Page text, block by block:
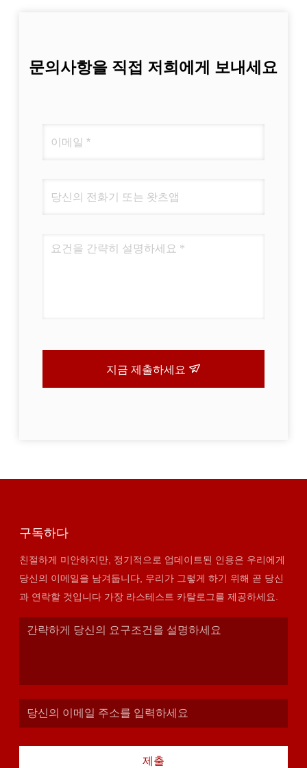
문의사항을 직접 저희에게 보내세요
지금 제출하세요
구독하다
친절하게 미안하지만, 정기적으로 업데이트된 인용은 우리에게
당신의 이메일을 남겨둡니다, 우리가 그렇게 하기 위해 곧 당신
과 연락할 것입니다 가장 라스테스트 카탈로그를 제공하세요.
제출